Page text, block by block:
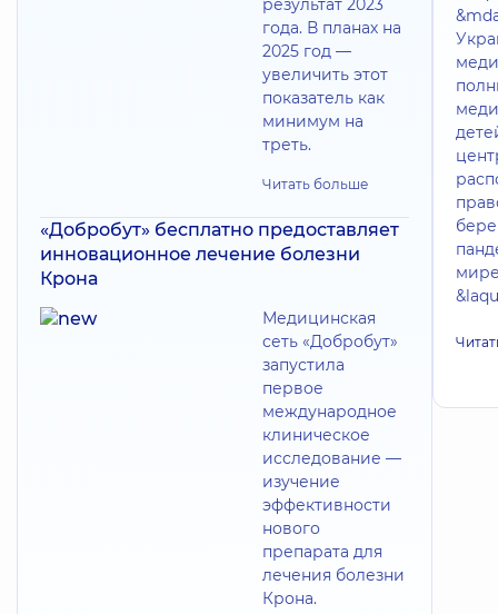
результат 2023
года. В планах на
2025 год —
увеличить этот
показатель как
минимум на
треть.
Читать больше
«Добробут» бесплатно предоставляет
инновационное лечение болезни
Крона
Медицинская
сеть «Добробут»
запустила
первое
международное
клиническое
исследование —
изучение
эффективности
нового
препарата для
лечения болезни
Крона.